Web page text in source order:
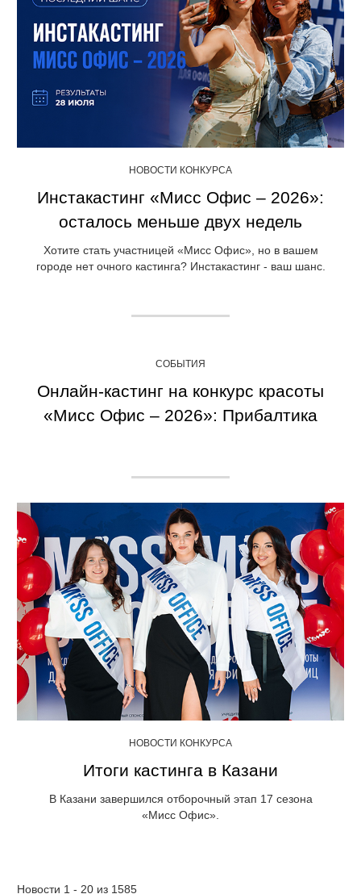
НОВОСТИ КОНКУРСА
Инстакастинг «Мисс Офис – 2026»:
осталось меньше двух недель
Хотите стать участницей «Мисс Офис», но в вашем
городе нет очного кастинга? Инстакастинг - ваш шанс.
СОБЫТИЯ
Онлайн-кастинг на конкурс красоты
«Мисс Офис – 2026»: Прибалтика
НОВОСТИ КОНКУРСА
Итоги кастинга в Казани
В Казани завершился отборочный этап 17 сезона
«Мисс Офис».
Новости 1 - 20 из 1585